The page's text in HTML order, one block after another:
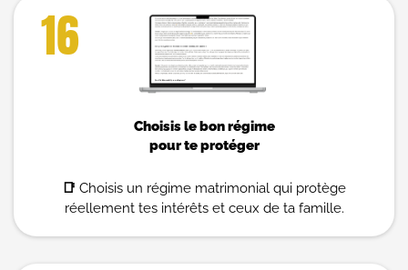
16
Choisis le bon régime
pour te protéger
📑 Choisis un régime matrimonial qui protège
réellement tes intérêts et ceux de ta famille.